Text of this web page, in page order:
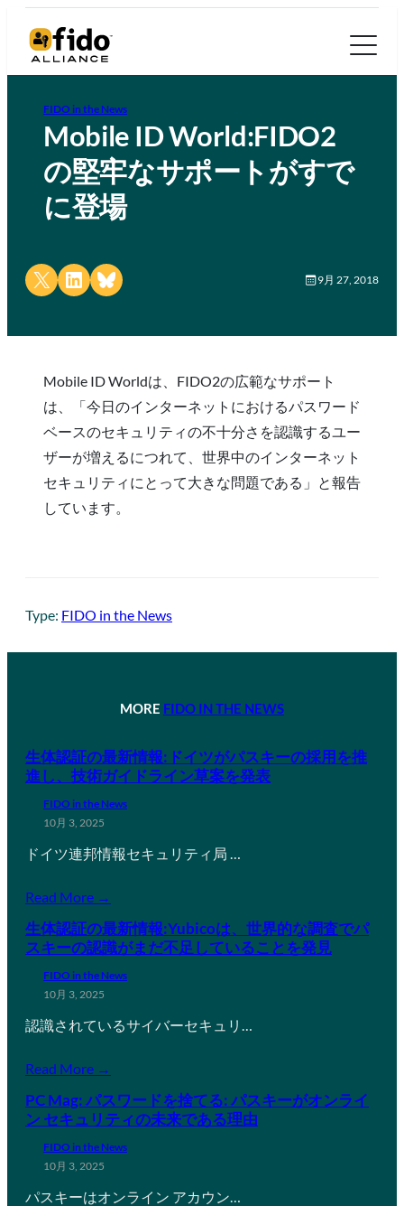
FIDO in the News
Mobile ID World:FIDO2
の堅牢なサポートがすで
に登場
Share on X Share on LinkedIn
Share on Bluesky 9月 27, 2018
Mobile ID Worldは、FIDO2の広範なサポート
は、「今日のインターネットにおけるパスワード
ベースのセキュリティの不十分さを認識するユー
ザーが増えるにつれて、世界中のインターネット
セキュリティにとって大きな問題である」と報告
しています。
Type: FIDO in the News
MORE FIDO IN THE NEWS
生体認証の最新情報:ドイツがパスキーの採用を推
進し、技術ガイドライン草案を発表
FIDO in the News
10月 3, 2025
ドイツ連邦情報セキュリティ局 …
Read More →
生体認証の最新情報:Yubicoは、世界的な調査でパ
スキーの認識がまだ不足していることを発見
FIDO in the News
10月 3, 2025
認識されているサイバーセキュリ…
Read More →
PC Mag: パスワードを捨てる: パスキーがオンライ
ン セキュリティの未来である理由
FIDO in the News
10月 3, 2025
パスキーはオンライン アカウン…